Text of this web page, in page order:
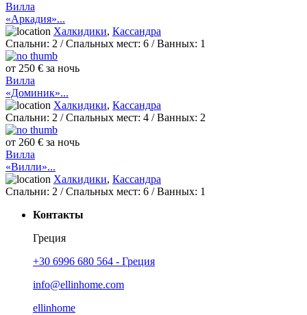
Вилла
«Аркадия»...
Халкидики, Кассандра
Спальни: 2 / Спальных мест: 6 /Ванных: 1
от 250 € за ночь
Вилла
«Доминик»...
Халкидики, Кассандра
Спальни: 2 / Спальных мест: 4 /Ванных: 2
от 260 € за ночь
Вилла
«Вилли»...
Халкидики, Кассандра
Спальни: 2 / Спальных мест: 6 /Ванных: 1
Контакты
Греция
+30 6996 680 564 - Греция
info@ellinhome.com
ellinhome